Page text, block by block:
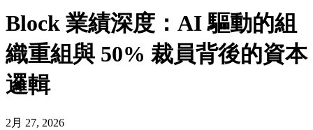
Block 業績深度：AI 驅動的組
織重組與 50% 裁員背後的資本
邏輯
2月 27, 2026